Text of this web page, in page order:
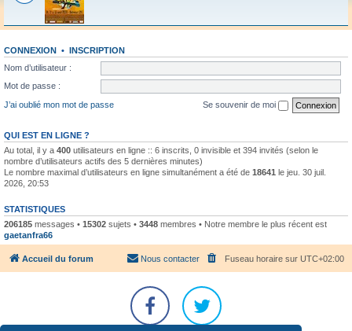
CONNEXION • INSCRIPTION
Nom d’utilisateur :
Mot de passe :
J’ai oublié mon mot de passe
Se souvenir de moi
QUI EST EN LIGNE ?
Au total, il y a 400 utilisateurs en ligne :: 6 inscrits, 0 invisible et 394 invités (selon le
nombre d’utilisateurs actifs des 5 dernières minutes)
Le nombre maximal d’utilisateurs en ligne simultanément a été de 18641 le jeu. 30 juil.
2026, 20:53
STATISTIQUES
206185 messages • 15302 sujets • 3448 membres • Notre membre le plus récent est
gaetanfra66
Accueil du forum Fuseau horaire sur UTC+02:00
Nous contacter